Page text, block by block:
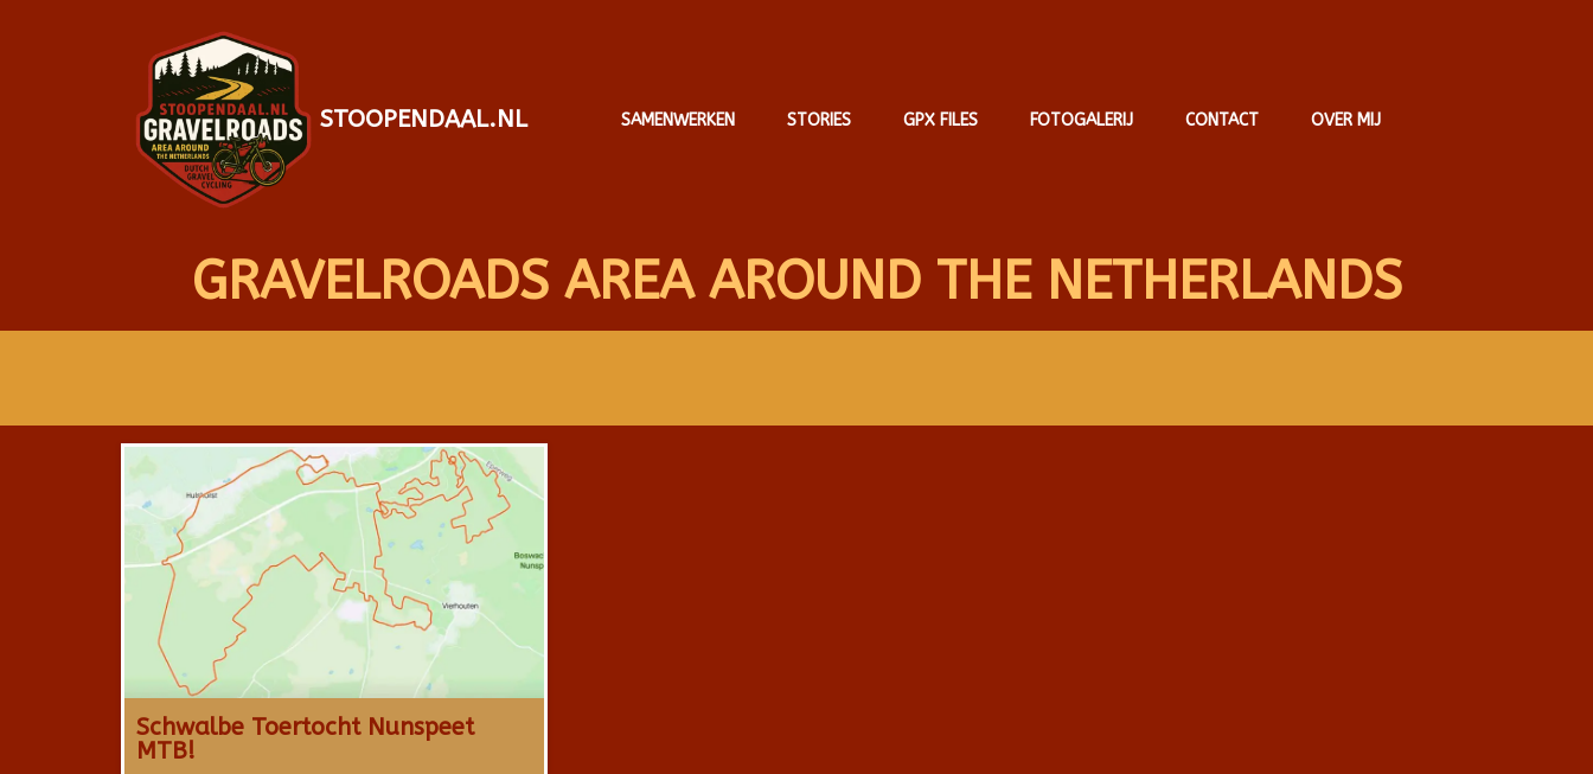
STOOPENDAAL.NL SAMENWERKEN STORIES GPX FILES FOTOGALERIJ CONTACT OVER MIJ
GRAVELROADS AREA AROUND THE NETHERLANDS
Schwalbe Toertocht Nunspeet
MTB!